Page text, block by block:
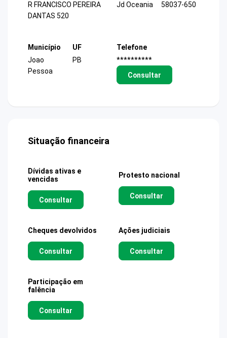
R FRANCISCO PEREIRA
DANTAS 520
Jd Oceania
58037-650
Município
Joao
Pessoa
UF
PB
Telefone
**********
Consultar
Situação financeira
Dívidas ativas e
vencidas
Consultar
Protesto nacional
Consultar
Cheques devolvidos
Consultar
Ações judiciais
Consultar
Participação em
falência
Consultar